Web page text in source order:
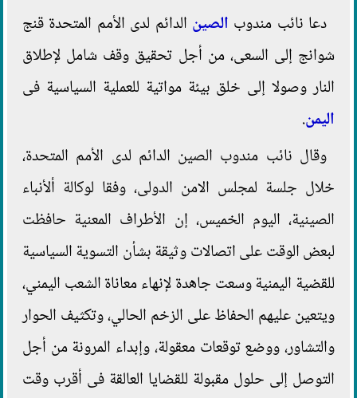
دعا نائب مندوب الصين الدائم لدى الأمم المتحدة قنج
شوانج إلى السعى، من أجل تحقيق وقف شامل لإطلاق
النار وصولا إلى خلق بيئة مواتية للعملية السياسية فى
اليمن.
وقال نائب مندوب الصين الدائم لدى الأمم المتحدة،
خلال جلسة لمجلس الامن الدولى، وفقا لوكالة ألأنباء
الصينية، اليوم الخميس، إن الأطراف المعنية حافظت
لبعض الوقت على اتصالات وثيقة بشأن التسوية السياسية
للقضية اليمنية وسعت جاهدة لإنهاء معاناة الشعب اليمني،
ويتعين عليهم الحفاظ على الزخم الحالي، وتكثيف الحوار
والتشاور، ووضع توقعات معقولة، وإبداء المرونة من أجل
التوصل إلى حلول مقبولة للقضايا العالقة فى أقرب وقت